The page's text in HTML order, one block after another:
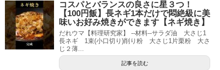
コスパとバランスの良さに星３つ！
【100円飯】長ネギ1本だけで悶絶級に美
味いお好み焼きができます【ネギ焼き】
だれウマ【料理研究家】 --材料--サラダ油 大さじ1
長ネギ 1束(小口切り)削り粉 大さじ1片栗粉 大さ
じ２薄...
記事を読む